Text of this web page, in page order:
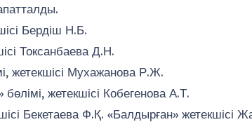
Бердіш Н.Б.
Токсанбаева Д.Н.
жетекшісі Мухажанова Р.Ж.
жетекшісі Кобегенова А.Т.
Бекетаева Ф.Қ. «Балдырған» жетекшісі